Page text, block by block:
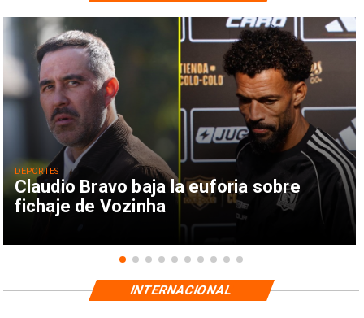
Claudio Bravo baja la euforia sobre
fichaje de Vozinha
DEPORTES
INTERNACIONAL